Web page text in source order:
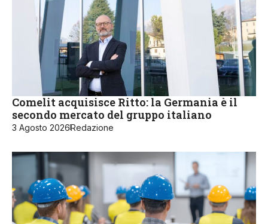
Comelit acquisisce Ritto: la Germania è il
secondo mercato del gruppo italiano
3 Agosto 2026Redazione